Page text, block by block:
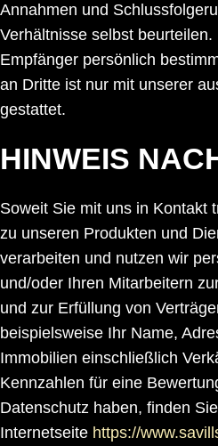
Annahmen und
Verhältnisse selbst
Empfänger persönlich
an Dritte ist nur mit unserer
gestattet.
HINWEIS
Soweit Sie mit uns in Kontakt
zu unseren Produkten und
verarbeiten und nutzen wir
und/oder Ihren Mitarbeitern
und zur Erfüllung von
beispielsweise Ihr Name,
Immobilien einschließlich
Kennzahlen für eine
Datenschutz haben, finden
Internetseite https://